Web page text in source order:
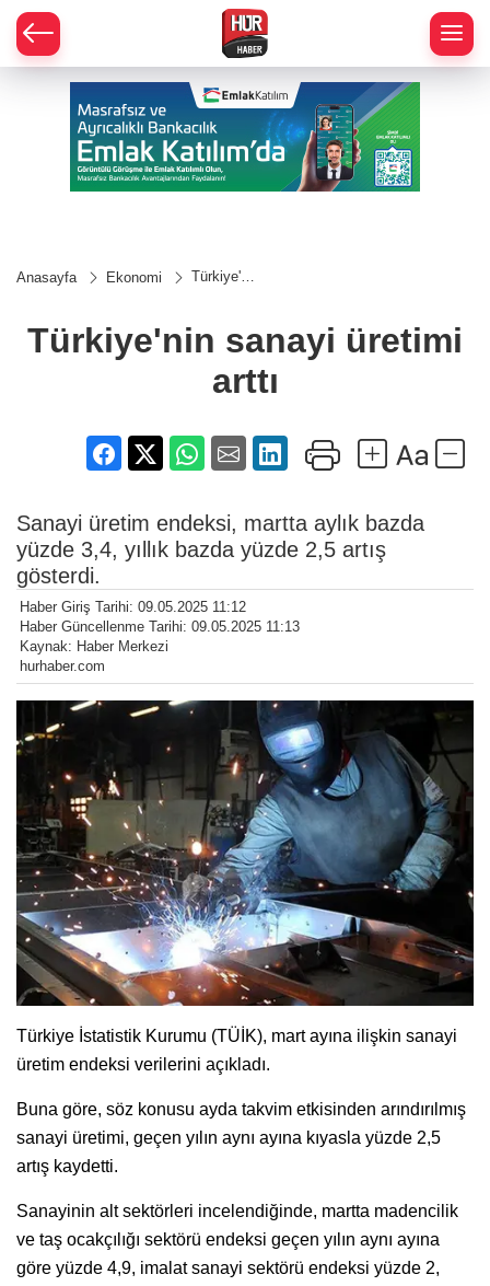
Anasayfa Ekonomi
Türkiye'nin
Türkiye'nin sanayi üretimi
arttı
Sanayi üretim endeksi, martta aylık bazda
yüzde 3,4, yıllık bazda yüzde 2,5 artış
gösterdi.
Haber Giriş Tarihi: 09.05.2025 11:12
Haber Güncellenme Tarihi: 09.05.2025 11:13
Kaynak: Haber Merkezi
hurhaber.com
Türkiye İstatistik Kurumu (TÜİK), mart ayına ilişkin sanayi
üretim endeksi verilerini açıkladı.
Buna göre, söz konusu ayda takvim etkisinden arındırılmış
sanayi üretimi, geçen yılın aynı ayına kıyasla yüzde 2,5
artış kaydetti.
Sanayinin alt sektörleri incelendiğinde, martta madencilik
ve taş ocakçılığı sektörü endeksi geçen yılın aynı ayına
göre yüzde 4,9, imalat sanayi sektörü endeksi yüzde 2,